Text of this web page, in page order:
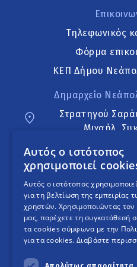
Τηλεφωνικός
Φόρμα
ΚΕΠ Δήμου
Δημαρχείο
Στρατηγού
Μιχαήλ,
English
An
Αυτός ο ιστότοπος
χρησιμοποιεί
Αυτός ο ιστότοπος
για τη βελτίωση της εμπειρίας
χρηστών. Χρησιμοποιώντας τον
μας, παρέχετε τη συγκατάθεσή
τα cookies σύμφωνα με την
για τα cookies. Διαβάστε